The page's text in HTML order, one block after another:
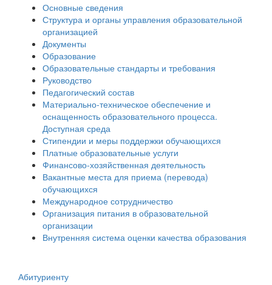
Основные сведения
Структура и органы управления образовательной
организацией
Документы
Образование
Образовательные стандарты и требования
Руководство
Педагогический состав
Материально-техническое обеспечение и
оснащенность образовательного процесса.
Доступная среда
Стипендии и меры поддержки обучающихся
Платные образовательные услуги
Финансово-хозяйственная деятельность
Вакантные места для приема (перевода)
обучающихся
Международное сотрудничество
Организация питания в образовательной
организации
Внутренняя система оценки качества образования
Абитуриенту